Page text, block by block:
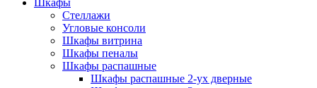
Шкафы
Стеллажи
Угловые консоли
Шкафы витрина
Шкафы пеналы
Шкафы распашные
Шкафы распашные 2-ух дверные